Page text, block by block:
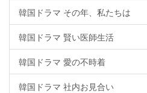
韓国ドラマ その年、私たちは
韓国ドラマ 賢い医師生活
韓国ドラマ 愛の不時着
韓国ドラマ 社内お見合い